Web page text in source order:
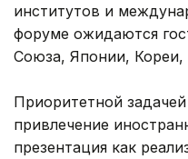
институтов и
форуме ожидаются
Союза, Японии,
Приоритетной
привлечение
презентация как